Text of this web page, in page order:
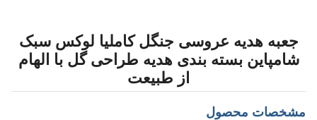
جعبه هدیه عروسی جنگل کاملیا لوکس سبک
شامپاین بسته بندی هدیه طراحی گل با الهام
از طبیعت
مشخصات محصول